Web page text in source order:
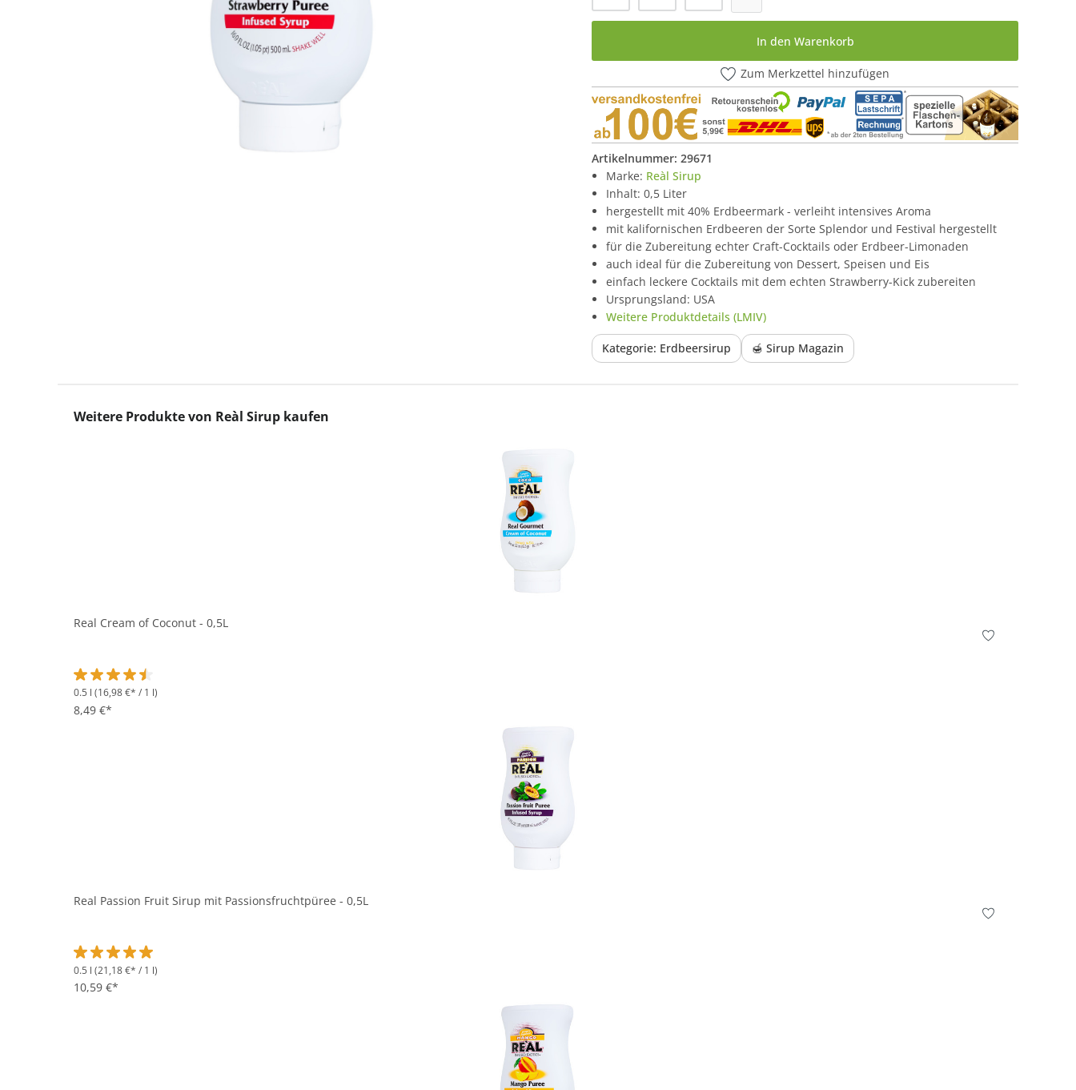
In den Warenkorb
Zum Merkzettel hinzufügen
Artikelnummer: 29671
Marke: Reàl Sirup
Inhalt: 0,5 Liter
hergestellt mit 40% Erdbeermark - verleiht intensives Aroma
mit kalifornischen Erdbeeren der Sorte Splendor und Festival hergestellt
für die Zubereitung echter Craft-Cocktails oder Erdbeer-Limonaden
auch ideal für die Zubereitung von Dessert, Speisen und Eis
einfach leckere Cocktails mit dem echten Strawberry-Kick zubereiten
Ursprungsland: USA
Weitere Produktdetails (LMIV)
Kategorie: Erdbeersirup 🍯 Sirup Magazin
Produktgalerie überspringen
Weitere Produkte von Reàl Sirup kaufen
Real Cream of Coconut - 0,5L
Durchschnittliche Bewertung von 4.4 von 5 Sternen
0.5 l (16,98 €* / 1 l)
8,49 €*
Real Passion Fruit Sirup mit Passionsfruchtpüree - 0,5L
Durchschnittliche Bewertung von 5 von 5 Sternen
0.5 l (21,18 €* / 1 l)
10,59 €*